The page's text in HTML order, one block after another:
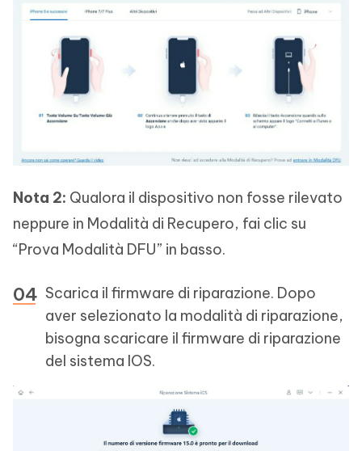
Nota 2: Qualora il dispositivo non fosse rilevato
neppure in Modalità di Recupero, fai clic su
“Prova Modalità DFU” in basso.
Scarica il firmware di riparazione. Dopo
aver selezionato la modalità di riparazione,
bisogna scaricare il firmware di riparazione
del sistema IOS.